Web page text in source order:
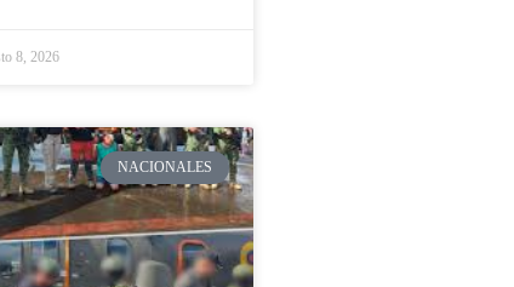
8, 2026
NACIONALES